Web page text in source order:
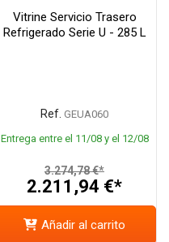
Vitrine Servicio Trasero
Refrigerado Serie U - 285 L
Ref. GEUA060
Entrega entre el 11/08 y el 12/08
3.274,78 €*
2.211,94 €*
Añadir al carrito